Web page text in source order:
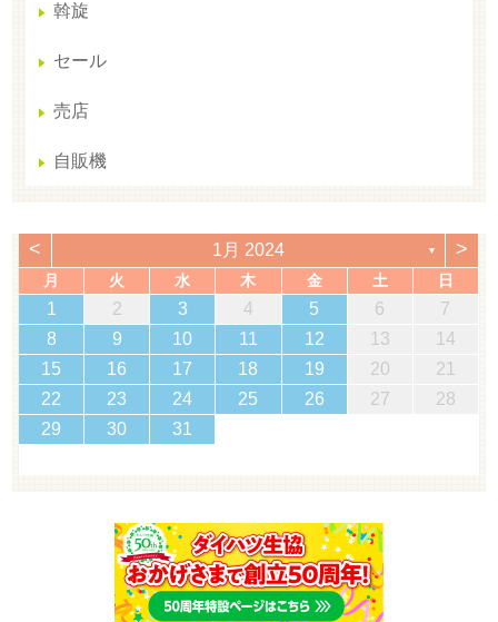
斡旋
セール
売店
自販機
< 1月 2024 ▼ >
月 火 水 木 金 土 日
1 2 3 4 5 6
7
8
9 10 11 12 13
14
15
16 17 18 19 20
21
22
23 24 25 26 27
28
29
30 31